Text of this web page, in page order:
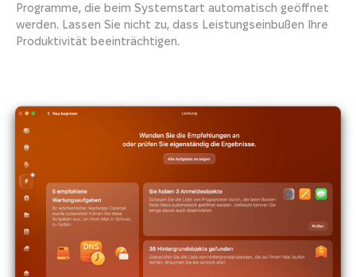
Programme, die beim Systemstart automatisch geöffnet
werden. Lassen Sie nicht zu, dass Leistungseinbußen Ihre
Produktivität beeinträchtigen.